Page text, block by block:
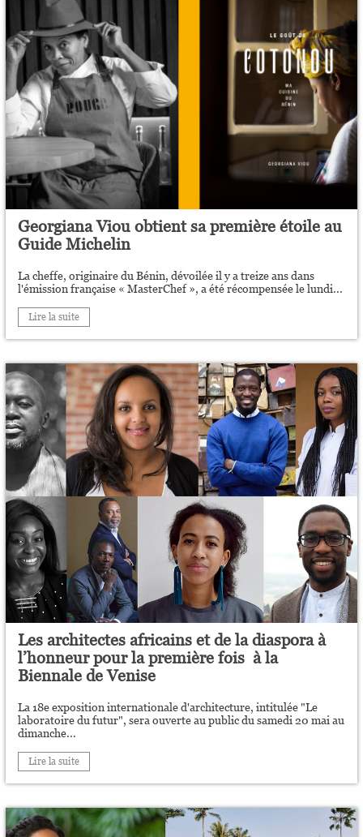
Georgiana Viou obtient sa première étoile au
Guide Michelin
La cheffe, originaire du Bénin, dévoilée il y a treize ans dans
l'émission française « MasterChef », a été récompensée le lundi...
Lire la suite
Les architectes africains et de la diaspora à
l’honneur pour la première fois à la
Biennale de Venise
La 18e exposition internationale d'architecture, intitulée "Le
laboratoire du futur", sera ouverte au public du samedi 20 mai au
dimanche...
Lire la suite